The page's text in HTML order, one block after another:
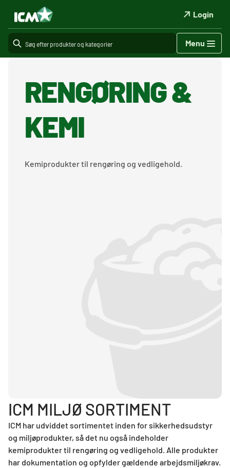
Login
Menu
RENGØRING &
KEMI
Kemiprodukter til rengøring og vedligehold.
ICM MILJØ SORTIMENT
ICM har udviddet sortimentet inden for sikkerhedsudstyr
og miljøprodukter, så det nu også indeholder
kemiprodukter til rengøring og vedligehold. Alle produkter
har dokumentation og opfylder gældende arbejdsmiljøkrav.